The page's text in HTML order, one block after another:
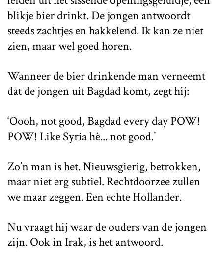
blikje bier drinkt. De jongen antwoordt
steeds zachtjes en hakkelend. Ik kan ze niet
zien, maar wel goed horen.
Wanneer de bier drinkende man verneemt
dat de jongen uit Bagdad komt, zegt hij:
‘Oooh, not good, Bagdad every day POW!
POW! Like Syria hè... not good.’
Zo’n man is het. Nieuwsgierig, betrokken,
maar niet erg subtiel. Rechtdoorzee zullen
we maar zeggen. Een echte Hollander.
Nu vraagt hij waar de ouders van de jongen
zijn. Ook in Irak, is het antwoord.